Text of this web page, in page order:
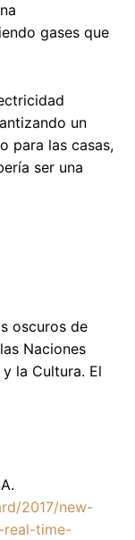
gases que
un
para las casas,
ser una
oscuros de
Naciones
la Cultura. El
2017/new-
real-time-